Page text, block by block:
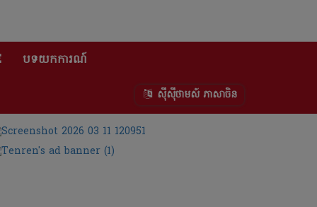
បទយកការណ៍
ស៊ីស៊ីថាមស៍ ភាសាចិន